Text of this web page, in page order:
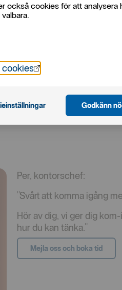
också cookies för att analysera
cookies Öppnas i nytt fönster
Godkänn
Per, kontorschef:
"Svårt att komma igång
Hör av dig, vi ger dig
hur du kan tänka."
Mejla oss och boka tid